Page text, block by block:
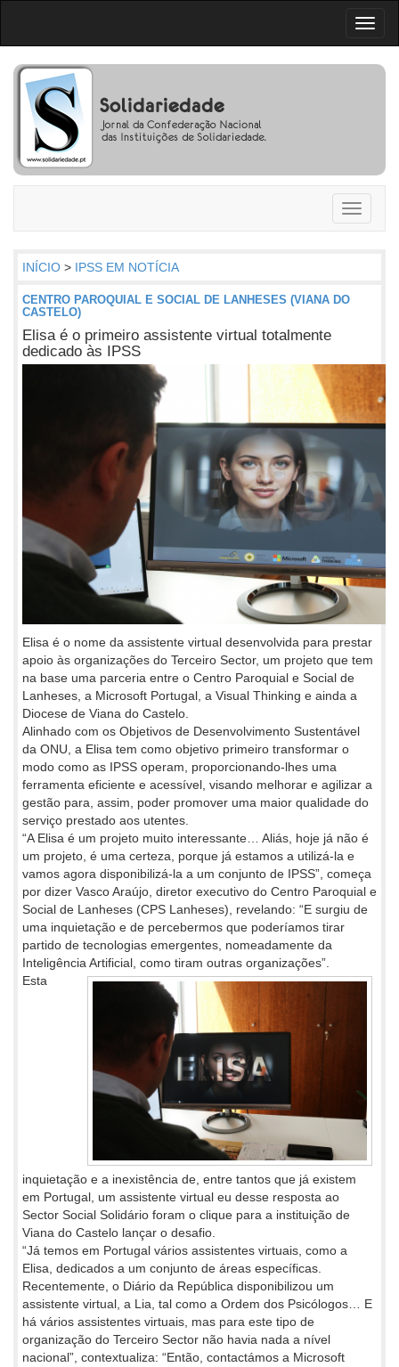
Toggle
INÍCIO > IPSS EM NOTÍCIA
CENTRO PAROQUIAL E SOCIAL DE LANHESES (VIANA DO
CASTELO)
Elisa é o primeiro assistente virtual totalmente
dedicado às IPSS
Elisa é o nome da assistente virtual desenvolvida para prestar
apoio às organizações do Terceiro Sector, um projeto que tem
na base uma parceria entre o Centro Paroquial e Social de
Lanheses, a Microsoft Portugal, a Visual Thinking e ainda a
Diocese de Viana do Castelo.
Alinhado com os Objetivos de Desenvolvimento Sustentável
da ONU, a Elisa tem como objetivo primeiro transformar o
modo como as IPSS operam, proporcionando-lhes uma
ferramenta eficiente e acessível, visando melhorar e agilizar a
gestão para, assim, poder promover uma maior qualidade do
serviço prestado aos utentes.
“A Elisa é um projeto muito interessante… Aliás, hoje já não é
um projeto, é uma certeza, porque já estamos a utilizá-la e
vamos agora disponibilizá-la a um conjunto de IPSS”, começa
por dizer Vasco Araújo, diretor executivo do Centro Paroquial e
Social de Lanheses (CPS Lanheses), revelando: “E surgiu de
uma inquietação e de percebermos que poderíamos tirar
partido de tecnologias emergentes, nomeadamente da
Inteligência Artificial, como tiram outras organizações”.
Esta
inquietação e a inexistência de, entre tantos que já existem
em Portugal, um assistente virtual eu desse resposta ao
Sector Social Solidário foram o clique para a instituição de
Viana do Castelo lançar o desafio.
“Já temos em Portugal vários assistentes virtuais, como a
Elisa, dedicados a um conjunto de áreas específicas.
Recentemente, o Diário da República disponibilizou um
assistente virtual, a Lia, tal como a Ordem dos Psicólogos… E
há vários assistentes virtuais, mas para este tipo de
organização do Terceiro Sector não havia nada a nível
nacional”, contextualiza: “Então, contactámos a Microsoft